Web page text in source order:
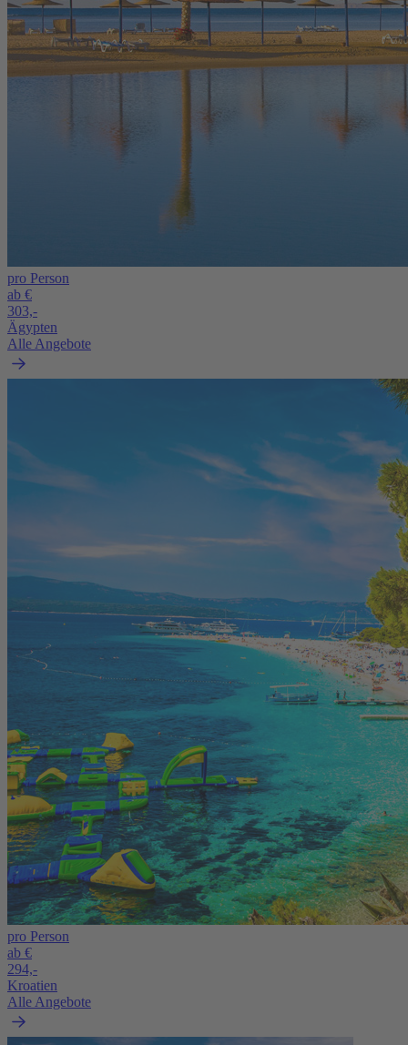
pro Person
ab €
303,-
Ägypten
Alle Angebote
pro Person
ab €
294,-
Kroatien
Alle Angebote